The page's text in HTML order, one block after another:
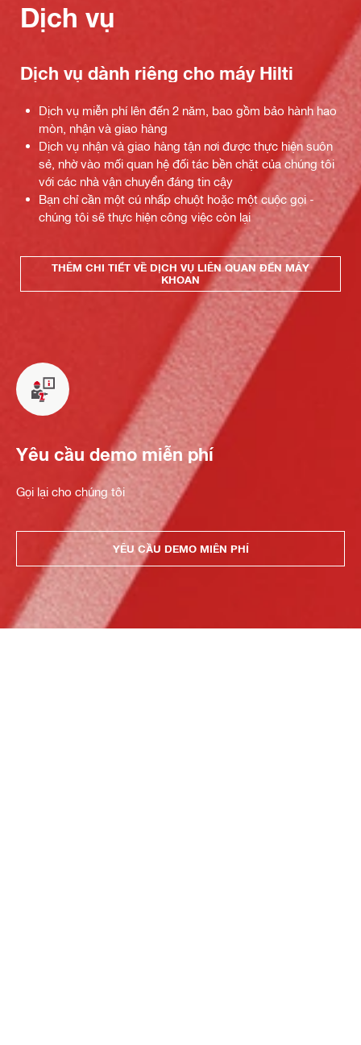
Dịch vụ
Dịch vụ dành riêng cho máy Hilti
Dịch vụ miễn phí lên đến 2 năm, bao gồm bảo hành hao
mòn, nhận và giao hàng
Dịch vụ nhận và giao hàng tận nơi được thực hiện suôn
sẻ, nhờ vào mối quan hệ đối tác bền chặt của chúng tôi
với các nhà vận chuyển đáng tin cậy
Bạn chỉ cần một cú nhấp chuột hoặc một cuộc gọi -
chúng tôi sẽ thực hiện công việc còn lại
THÊM CHI TIẾT VỀ DỊCH VỤ LIÊN QUAN ĐẾN MÁY
KHOAN
Yêu cầu demo miễn phí
Gọi lại cho chúng tôi
YÊU CẦU DEMO MIỄN PHÍ